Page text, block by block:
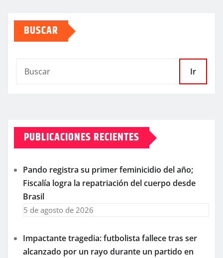
BUSCAR
Ir
PUBLICACIONES RECIENTES
Pando registra su primer feminicidio del año;
Fiscalía logra la repatriación del cuerpo desde
Brasil
5 de agosto de 2026
Impactante tragedia: futbolista fallece tras ser
alcanzado por un rayo durante un partido en